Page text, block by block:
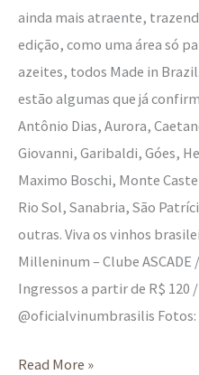
ainda mais atraente,
edição, como uma área só
azeites, todos Made in
estão algumas que já
Antônio Dias, Aurora,
Giovanni, Garibaldi, Góes,
Maximo Boschi, Monte
Rio Sol, Sanabria, São
outras. Viva os vinhos
Milleninum – Clube ASCADE
Ingressos a partir de R$ 120
@oficialvinumbrasilis
Read More »